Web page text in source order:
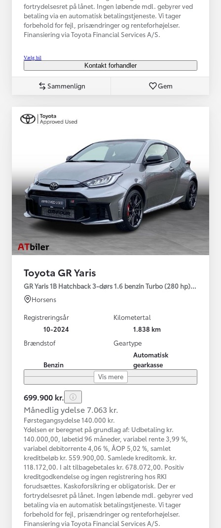
fortrydelsesret på lånet. Ingen løbende mdl. gebyrer ved
betaling via en automatisk betalingstjeneste. Vi tager
forbehold for fejl, prisændringer og renteforhøjelser.
Finansiering via Toyota Financial Services A/S.
Vælg bil
Kontakt forhandler
Sammenlign Gem
Toyota GR Yaris
GR Yaris 1B Hatchback 3-dørs 1.6 benzin Turbo (280 hp) Aut.
Horsens
Registreringsår
10-2024
Kilometertal
1.838 km
Brændstof
Benzin
Geartype
Automatisk
gearkasse
Vis mere
699.900 kr.
Månedlig ydelse 7.063 kr.
Førstegangsydelse 140.000 kr.
Ydelsen er beregnet på grundlag af: Udbetaling kr.
140.000,00, løbetid 96 måneder, variabel rente 3,99 %,
variabel debitorrente 4,06 %, ÅOP 5,02 %, samlet
kreditbeløb kr. 559.900,00. Samlede kreditomk. kr.
118.172,00. I alt tilbagebetales kr. 678.072,00. Positiv
kreditgodkendelse og ingen registrering hos RKI
forudsættes. Kaskoforsikring er obligatorisk. Der er
fortrydelsesret på lånet. Ingen løbende mdl. gebyrer ved
betaling via en automatisk betalingstjeneste. Vi tager
forbehold for fejl, prisændringer og renteforhøjelser.
Finansiering via Toyota Financial Services A/S.